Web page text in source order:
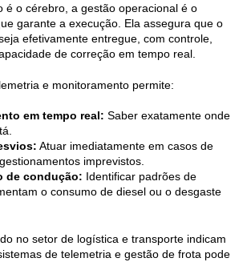
é o cérebro, a gestão operacional é o
garante a execução. Ela assegura que o
efetivamente entregue, com controle,
de correção em tempo real.
e monitoramento permite:
em tempo real: Saber exatamente onde
Atuar imediatamente em casos de
imprevistos.
de condução: Identificar padrões de
o consumo de diesel ou o desgaste
no setor de logística e transporte indicam
de telemetria e gestão de frota pode